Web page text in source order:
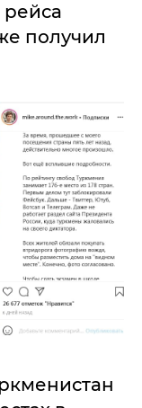
рейса
получил